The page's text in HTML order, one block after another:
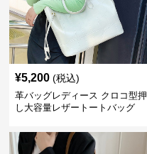
¥5,200 (税込)
革バッグレディース クロコ型押
し大容量レザートートバッグ